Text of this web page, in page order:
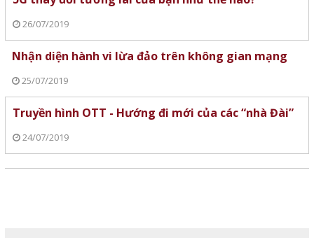
26/07/2019
Nhận diện hành vi lừa đảo trên không gian mạng
25/07/2019
Truyền hình OTT - Hướng đi mới của các “nhà Đài”
24/07/2019